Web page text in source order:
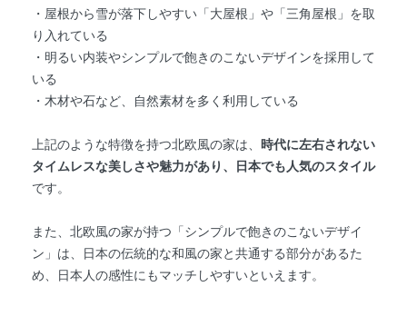
・屋根から雪が落下しやすい「大屋根」や「三角屋根」を取
り入れている
・明るい内装やシンプルで飽きのこないデザインを採用して
いる
・木材や石など、自然素材を多く利用している
上記のような特徴を持つ北欧風の家は、 時代に左右されない
タイムレスな美しさや魅力があり、日本でも人気のスタイル
です。
また、北欧風の家が持つ「シンプルで飽きのこないデザイ
ン」は、日本の伝統的な和風の家と共通する部分があるた
め、日本人の感性にもマッチしやすいといえます。